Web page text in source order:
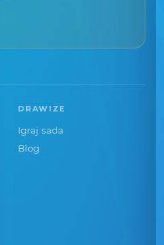
DRAWIZE
Igraj sada
Blog